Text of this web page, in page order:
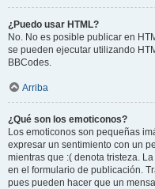
¿Puedo usar HTML?
No. No es posible publicar en
se pueden ejecutar utilizando
BBCodes.
Arriba
¿Qué son los emoticonos?
Los emoticonos son pequeñas
expresar un sentimiento con un
mientras que :( denota tristeza.
en el formulario de publicación.
pues pueden hacer que un